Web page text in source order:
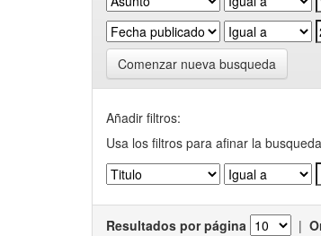
Comenzar nueva busqueda
Añadir filtros:
Usa los filtros para afinar la
Resultados por página |